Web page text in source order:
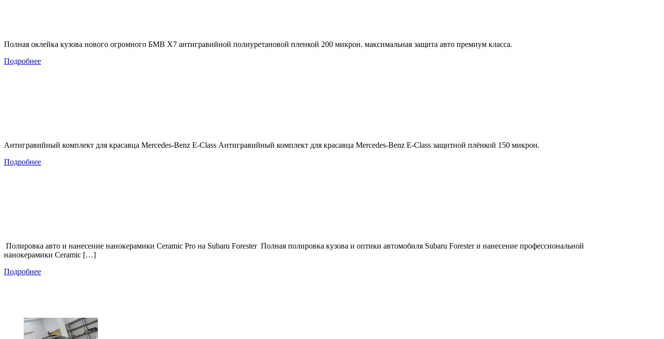
Полная оклейка кузова нового огромного БМВ Х7 антигравийной полиуретановой пленкой 200 микрон. максимальная защита авто премиум класса.
Подробнее
Антигравийный комплект для красавца Mercedes-Benz E-Class Антигравийный комплект для красавца Mercedes-Benz E-Class защитной плёнкой 150 микрон.
Подробнее
Полировка авто и нанесение нанокерамики Ceramic Pro на Subaru Forester Полная полировка кузова и оптики автомобиля Subaru Forester и нанесение профессиональной
нанокерамики Ceramic […]
Подробнее